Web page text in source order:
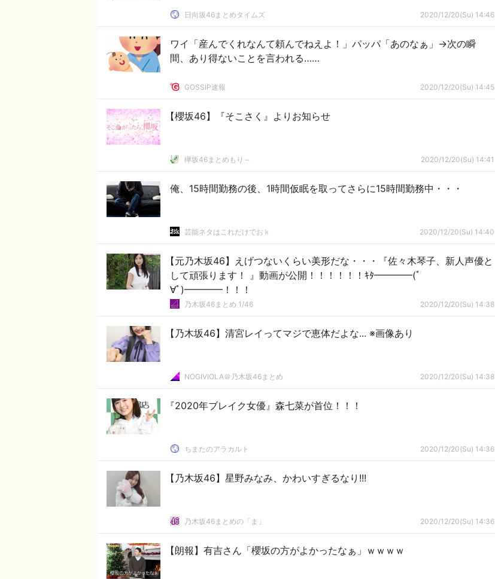
日向坂46まとめタイムズ 2020/12/20(Su) 14:46
ワイ「産んでくれなんて頼んでねえよ！」パッパ「あのなぁ」→次の瞬
間、あり得ないことを言われる……
GOSSIP速報 2020/12/20(Su) 14:45
【櫻坂46】『そこさく』よりお知らせ
欅坂46まとめもり～ 2020/12/20(Su) 14:41
俺、15時間勤務の後、1時間仮眠を取ってさらに15時間勤務中・・・
芸能ネタはこれだけでおｋ 2020/12/20(Su) 14:40
【元乃木坂46】えげつないくらい美形だな・・・『佐々木琴子、新人声優と
して頑張ります！ 』動画が公開！！！！！！ｷﾀ━━━━(ﾟ
∀ﾟ)━━━━！！！
乃木坂46まとめ 1/46 2020/12/20(Su) 14:38
【乃木坂46】清宮レイってマジで恵体だよな... ※画像あり
NOGIVIOLA＠乃木坂46まとめ 2020/12/20(Su) 14:38
『2020年ブレイク女優』森七菜が首位！！！
ちまたのアラカルト 2020/12/20(Su) 14:36
【乃木坂46】星野みなみ、かわいすぎるなり!!!
乃木坂46まとめの「ま」 2020/12/20(Su) 14:36
【朗報】有吉さん「櫻坂の方がよかったなぁ」ｗｗｗｗ